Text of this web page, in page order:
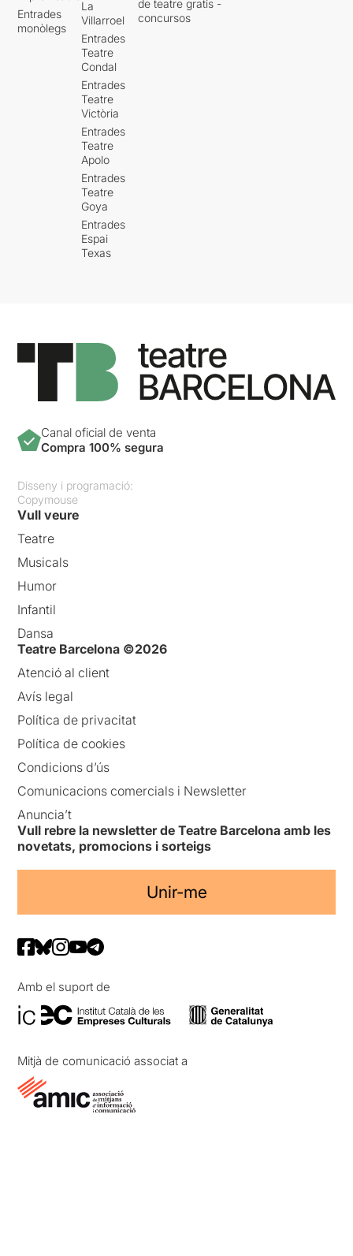
Entrades
monòlegs
La
Villarroel
Entrades
Teatre
Condal
Entrades
Teatre
Victòria
Entrades
Teatre
Apolo
Entrades
Teatre
Goya
Entrades
Espai
Texas
de teatre gratis -
concursos
Canal oficial de venta
Compra 100% segura
Disseny i programació:
Copymouse
Vull veure
Teatre
Musicals
Humor
Infantil
Dansa
Teatre Barcelona ©2026
Atenció al client
Avís legal
Política de privacitat
Política de cookies
Condicions d’ús
Comunicacions comercials i Newsletter
Anuncia’t
Vull rebre la newsletter de Teatre Barcelona amb les
novetats, promocions i sorteigs
Unir-me
Amb el suport de
Mitjà de comunicació associat a